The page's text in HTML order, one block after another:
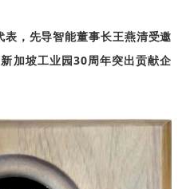
，先导智能董事长王燕清受邀
加坡工业园30周年突出贡献企